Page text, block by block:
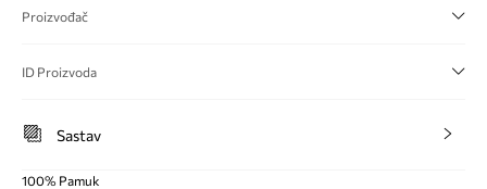
Proizvođač
ID Proizvoda
Sastav
100% Pamuk